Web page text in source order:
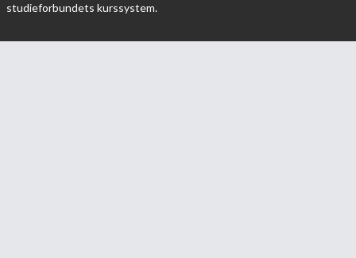
studieforbundets kurssystem.